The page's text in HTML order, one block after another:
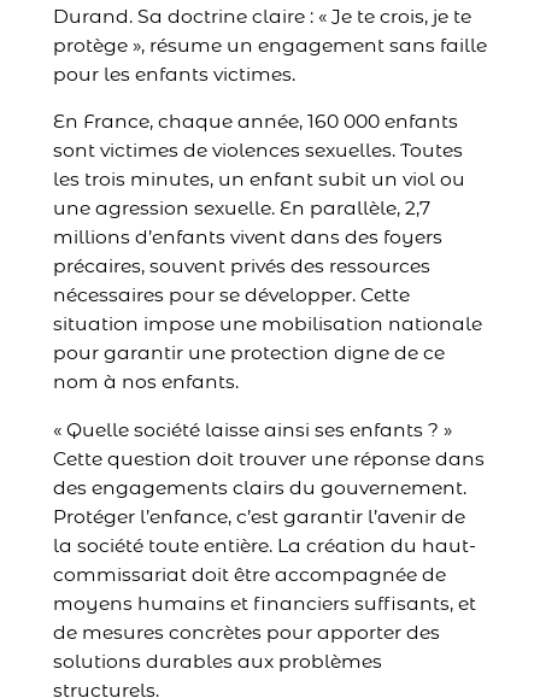
Durand. Sa doctrine claire : « Je te crois, je te
protège », résume un engagement sans faille
pour les enfants victimes.
En France, chaque année, 160 000 enfants
sont victimes de violences sexuelles. Toutes
les trois minutes, un enfant subit un viol ou
une agression sexuelle. En parallèle, 2,7
millions d’enfants vivent dans des foyers
précaires, souvent privés des ressources
nécessaires pour se développer. Cette
situation impose une mobilisation nationale
pour garantir une protection digne de ce
nom à nos enfants.
« Quelle société laisse ainsi ses enfants ? »
Cette question doit trouver une réponse dans
des engagements clairs du gouvernement.
Protéger l’enfance, c’est garantir l’avenir de
la société toute entière. La création du haut-
commissariat doit être accompagnée de
moyens humains et financiers suffisants, et
de mesures concrètes pour apporter des
solutions durables aux problèmes
structurels.